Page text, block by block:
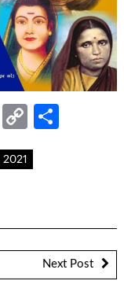
Telegram
Copy
Next Post